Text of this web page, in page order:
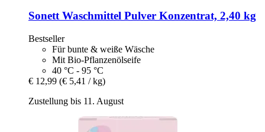
Sonett Waschmittel Pulver Konzentrat, 2,40 kg
Bestseller
Für bunte & weiße Wäsche
Mit Bio-Pflanzenölseife
40 °C - 95 °C
€ 12,99 (€ 5,41 / kg)
Zustellung bis 11. August